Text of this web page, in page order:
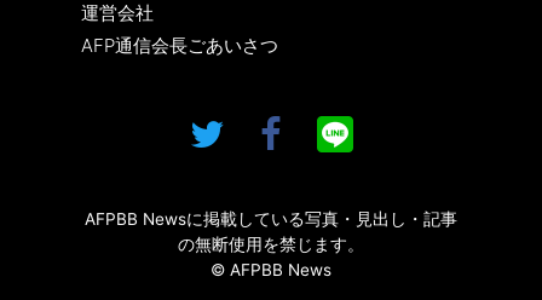
運営会社
AFP通信会長ごあいさつ
AFPBB Newsに掲載している写真・見出し・記事
の無断使用を禁じます。
© AFPBB News